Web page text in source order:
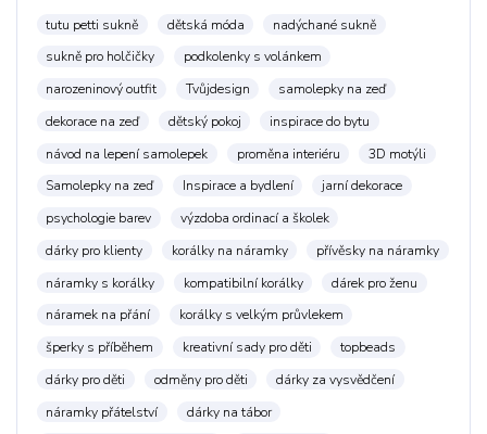
tutu petti sukně dětská móda
nadýchané sukně
sukně pro holčičky
podkolenky s volánkem
narozeninový outfit
Tvůjdesign
samolepky na zeď
dekorace na zeď
dětský pokoj
inspirace do bytu
návod na lepení samolepek
proměna interiéru
3D motýli
Samolepky na zeď
Inspirace a bydlení
jarní dekorace
psychologie barev
výzdoba ordinací a školek
dárky pro klienty
korálky na náramky
přívěsky na náramky
náramky s korálky
kompatibilní korálky
dárek pro ženu
náramek na přání
korálky s velkým průvlekem
šperky s příběhem
kreativní sady pro děti
topbeads
dárky pro děti
odměny pro děti
dárky za vysvědčení
náramky přátelství
dárky na tábor